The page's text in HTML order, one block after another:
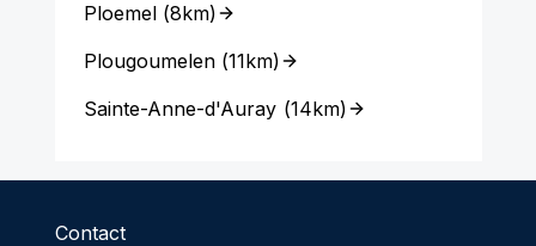
Ploemel(8km)
Plougoumelen(11km)
Sainte-Anne-d'Auray (14km)
Contact